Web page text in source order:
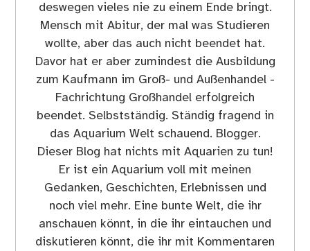
deswegen vieles nie zu einem Ende bringt.
Mensch mit Abitur, der mal was Studieren
wollte, aber das auch nicht beendet hat.
Davor hat er aber zumindest die Ausbildung
zum Kaufmann im Groß- und Außenhandel -
Fachrichtung Großhandel erfolgreich
beendet. Selbstständig. Ständig fragend in
das Aquarium Welt schauend. Blogger.
Dieser Blog hat nichts mit Aquarien zu tun!
Er ist ein Aquarium voll mit meinen
Gedanken, Geschichten, Erlebnissen und
noch viel mehr. Eine bunte Welt, die ihr
anschauen könnt, in die ihr eintauchen und
diskutieren könnt, die ihr mit Kommentaren